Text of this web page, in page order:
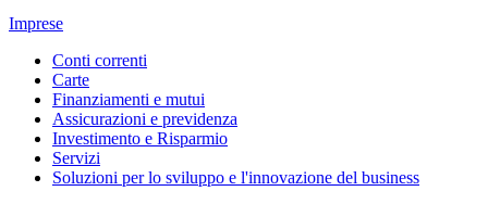
Imprese
Conti correnti
Carte
Finanziamenti e mutui
Assicurazioni e previdenza
Investimento e Risparmio
Servizi
Soluzioni per lo sviluppo e l'innovazione del business